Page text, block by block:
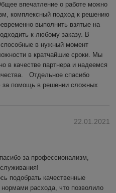
впечатление о работе можно
комплексный подход к решению
выполнить взятые на
к любому заказу. В
в нужный момент
в кратчайшие сроки. Мы
в качестве партнера и надеемся
Отдельное спасибо
за помощь в решении сложных
22.01.2021
за профессионализм,
подобрать качественные
расхода, что позволило